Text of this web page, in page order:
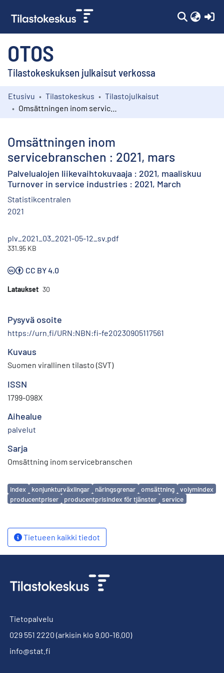
OTOS
Tilastokeskuksen julkaisut verkossa
Kokoelmat
Etusivu Tilastokeskus
Tilastojulkaisut
Omsättningen inom
servicebranschen : 2021, mars
Palvelualojen liikevaihtokuvaaja : 2021, maaliskuu
Turnover in service industries : 2021, March
Statistikcentralen
2021
plv_2021_03_2021-05-12_sv.pdf
331.95 KB
CC BY 4.0
Lataukset 30
Pysyvä osoite
https://urn.fi/URN:NBN:fi-fe20230905117561
Kuvaus
Suomen virallinen tilasto (SVT)
ISSN
1799-098X
Aihealue
palvelut
Sarja
Omsättning inom servicebranschen
Avainsanat
index konjunkturväxlingar näringsgrenar omsättning
volymindex
producentpriser
producentprisindex för tjänster service
Tietueen kaikki tiedot
Tietopalvelu
029 551 2220 (arkisin klo 9.00-16.00)
info@stat.fi